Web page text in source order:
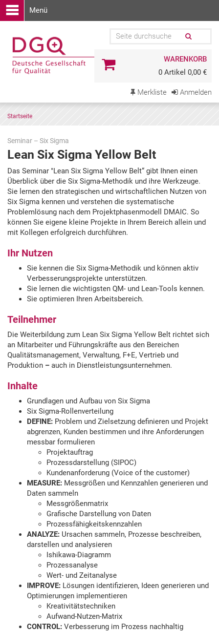
Menü
WARENKORB
0 Artikel 0,00 €
Merkliste Anmelden
Startseite
Seminar – Six Sigma
Lean Six Sigma Yellow Belt
Zu
den
Terminen
springen
Das Seminar "Lean Six Sigma Yellow Belt“ gibt Ihnen einen
Überblick über die Six Sigma-Methodik und ihre Werkzeuge.
Sie lernen den strategischen und wirtschaftlichen Nutzen von
Six Sigma kennen und verstehen die systematische
Problemlösung nach dem Projektphasenmodell DMAIC. So
können Sie eigene kleine Projekte in Ihrem Bereich allein und
mit Kollegen erfolgreich durchführen.
Ihr Nutzen
Sie kennen die Six Sigma-Methodik und können aktiv
Verbesserungsprojekte unterstützen.
Sie lernen die wichtigsten QM- und Lean-Tools kennen.
Sie optimieren Ihren Arbeitsbereich.
Teilnehmer
Die Weiterbildung zum Lean Six Sigma Yellow Belt richtet sich
an Mitarbeiter und Führungskräfte aus den Bereichen
Qualitätsmanagement, Verwaltung, F+E, Vertrieb und
Produktion – auch in Dienstleistungsunternehmen.
Inhalte
Grundlagen und Aufbau von Six Sigma
Six Sigma-Rollenverteilung
DEFINE: Problem und Zielsetzung definieren und Projekt
abgrenzen, Kunden bestimmen und ihre Anforderungen
messbar formulieren
Projektauftrag
Prozessdarstellung (SIPOC)
Kundenanforderung (Voice of the customer)
MEASURE: Messgrößen und Kennzahlen generieren und
Daten sammeln
Messgrößenmatrix
Grafische Darstellung von Daten
Prozessfähigkeitskennzahlen
ANALYZE: Ursachen sammeln, Prozesse beschreiben,
darstellen und analysieren
Ishikawa-Diagramm
Prozessanalyse
Wert- und Zeitanalyse
IMPROVE: Lösungen identifizieren, Ideen generieren und
Optimierungen implementieren
Kreativitätstechniken
Aufwand-Nutzen-Matrix
CONTROL: Verbesserung im Prozess nachhaltig